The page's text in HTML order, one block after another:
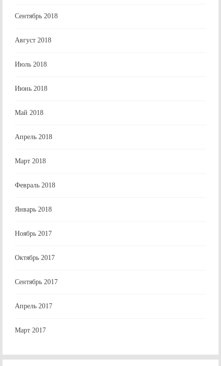
Сентябрь 2018
Август 2018
Июль 2018
Июнь 2018
Май 2018
Апрель 2018
Март 2018
Февраль 2018
Январь 2018
Ноябрь 2017
Октябрь 2017
Сентябрь 2017
Апрель 2017
Март 2017